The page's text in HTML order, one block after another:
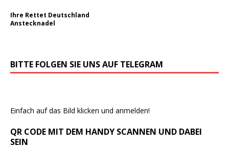
Ihre Rettet Deutschland
Anstecknadel
BITTE FOLGEN SIE UNS AUF TELEGRAM
Einfach auf das Bild klicken und anmelden!
QR CODE MIT DEM HANDY SCANNEN UND DABEI
SEIN